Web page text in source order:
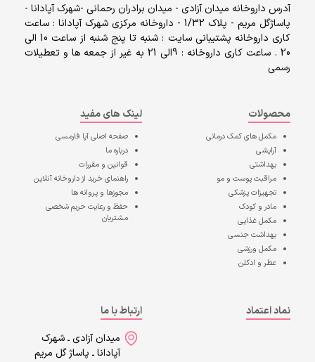
آدرس داروخانه میدان آزادی - میدان برادران رحمانی -شهرک آپادانا -
پاساژگل مریم - پلاک 1/32 - داروخانه مرکزی شهرک آپادانا : ساعت
کاری داروخانه پشتیبانی سایت : شنبه تا پنج شنبه از ساعت 10 الی
20 . ساعت کاری داروخانه : 9الی 21 به غیر از جمعه ها و تعطیلات
رسمی
محصولات
مکمل های کمک درمانی
آرایشی
بهداشتی
مراقبت پوست و مو
تجهیزات پزشکی
مادر و کودک
مکمل غذایی
بهداشت جنسی
مکمل ورزشی
عطر و ادکلن
لینک های مفید
صفحه اصلیآپا فارمسی
درباره ما
قوانین و مقررات
راهنمای خرید از داروخانه آنلاین
مجوزها و پروانه ها
حفظ و رعایت حریم شخصی
مشتریان
نماد اعتماد
ارتباط با ما
میدان آزادی ـ شهرک
آپادانا ـ پاساژ گل مریم